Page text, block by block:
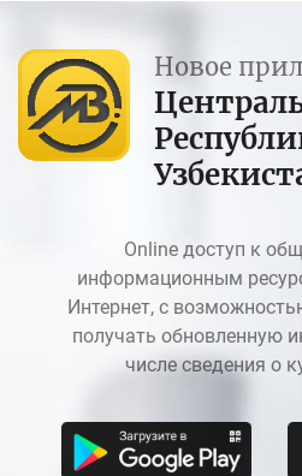
Новое
Online доступ к
информационным
Интернет, с
получать обновленную
числе сведения о